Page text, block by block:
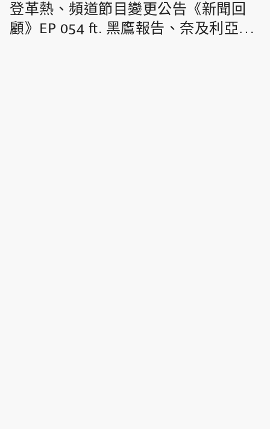
登革熱、頻道節目變更公告《新聞回
顧》EP 054 ft. 黑鷹報告、奈及利亞、